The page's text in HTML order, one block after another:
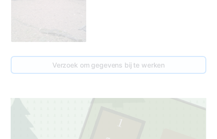
Verzoek om gegevens bij te werken
1